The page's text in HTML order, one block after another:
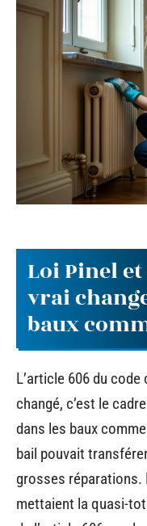
Loi Pinel et
vrai
baux
L’article 606 du code
changé, c’est le
dans les baux
bail pouvait
grosses réparations.
mettaient la quasi-